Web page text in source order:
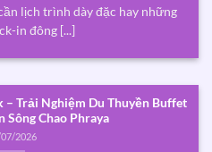
lịch trình dày đặc hay những
in đông [...]
– Trải Nghiệm Du Thuyền Buffet
Sông Chao Phraya
2026